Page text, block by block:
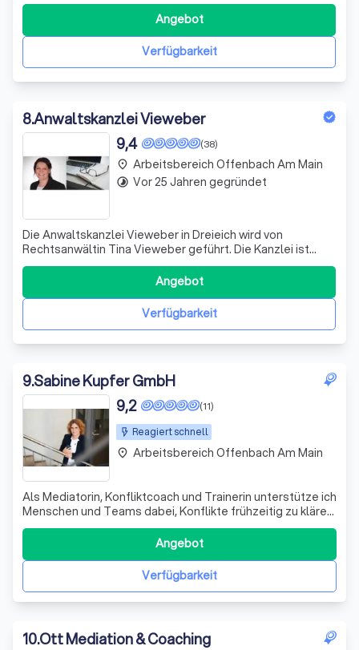
Branchen und Größen, von kleinen, innovativen Start-ups
bis zu internationalen, börsennotierten Konzernen. Der
Schwerpunkt unserer Arbeit liegt h
Verfügbarkeit
Angebot
8.Anwaltskanzlei Vieweber
(38)
9,4
Die Anwaltskanzlei Vieweber in Dreieich wird von
Rechtsanwältin Tina Vieweber geführt. Die Kanzlei ist
schwerpunktmäßig auf Rechtsfragen des Arbeitsrechts,
Vertragsrechts und des allgemeinen Zivilrechts
spezialisiert.
Verfügbarkeit
Angebot
place Arbeitsbereich Offenbach Am Main
timelapse Vor 25 Jahren gegründet
9.Sabine Kupfer GmbH
Reagiert schnell
(11)
9,2
Als Mediatorin, Konfliktcoach und Trainerin unterstütze ich
Menschen und Teams dabei, Konflikte frühzeitig zu klären.
Dabei verbinde ich Mediation mit 25 Jahren Erfahrung als
Verfügbarkeit
Angebot
place Arbeitsbereich Offenbach Am Main
10.Ott Mediation & Coaching